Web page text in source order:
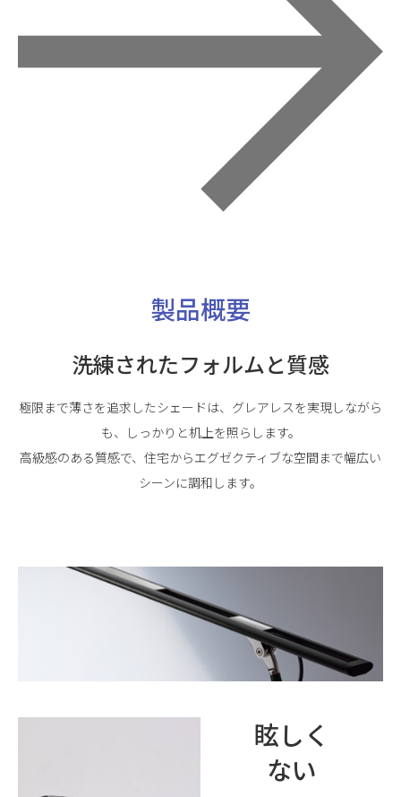
製品概要
洗練されたフォルムと質感
極限まで薄さを追求したシェードは、グレアレスを実現しながら
も、しっかりと机上を照らします。
高級感のある質感で、住宅からエグゼクティブな空間まで幅広い
シーンに調和します。
眩しく
ない